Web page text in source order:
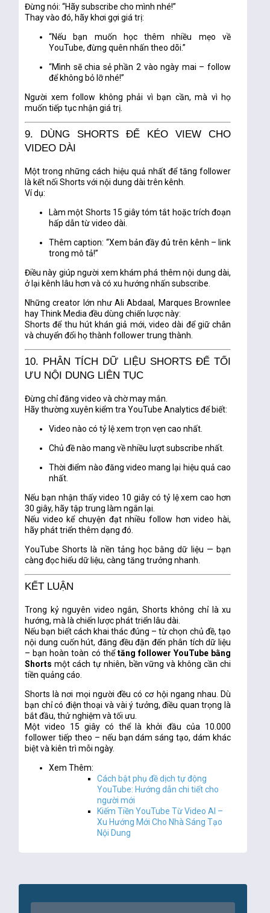
Đừng nói: “Hãy subscribe cho mình nhé!”
Thay vào đó, hãy khơi gợi giá trị:
“Nếu bạn muốn học thêm nhiều mẹo về
YouTube, đừng quên nhấn theo dõi.”
“Mình sẽ chia sẻ phần 2 vào ngày mai – follow
để không bỏ lỡ nhé!”
Người xem follow không phải vì bạn cần, mà vì họ
muốn tiếp tục nhận giá trị.
9. DÙNG SHORTS ĐỂ KÉO VIEW CHO
VIDEO DÀI
Một trong những cách hiệu quả nhất để tăng follower
là kết nối Shorts với nội dung dài trên kênh.
Ví dụ:
Làm một Shorts 15 giây tóm tắt hoặc trích đoạn
hấp dẫn từ video dài.
Thêm caption: “Xem bản đầy đủ trên kênh – link
trong mô tả!”
Điều này giúp người xem khám phá thêm nội dung dài,
ở lại kênh lâu hơn và có xu hướng nhấn subscribe.
Những creator lớn như Ali Abdaal, Marques Brownlee
hay Think Media đều dùng chiến lược này:
Shorts để thu hút khán giả mới, video dài để giữ chân
và chuyển đổi họ thành follower trung thành.
10. PHÂN TÍCH DỮ LIỆU SHORTS ĐỂ TỐI
ƯU NỘI DUNG LIÊN TỤC
Đừng chỉ đăng video và chờ may mắn.
Hãy thường xuyên kiểm traYouTube Analytics để biết:
Video nào có tỷ lệ xem trọn vẹn cao nhất.
Chủ đề nào mang về nhiều lượt subscribe nhất.
Thời điểm nào đăng video mang lại hiệu quả cao
nhất.
Nếu bạn nhận thấy video 10 giây có tỷ lệ xem cao hơn
30 giây, hãy tập trung làm ngắn lại.
Nếu video kể chuyện đạt nhiều follow hơn video hài,
hãy phát triển thêm dạng đó.
YouTube Shorts là nền tảng học bằng dữ liệu — bạn
càng đọc hiểu dữ liệu, càng tăng trưởng nhanh.
KẾT LUẬN
Trong kỷ nguyên video ngắn, Shorts không chỉ là xu
hướng, mà là chiến lược phát triển lâu dài
Nếu bạn biết cách khai thác đúng – từ chọn chủ đề, tạo
nội dung cuốn hút, đăng đều đặn đến phân tích dữ liệu
– bạn hoàn toàn có thểtăng follower YouTube bằng
Shorts một cách tự nhiên, bền vững và không cần chi
tiền quảng cáo.
Shorts là nơi mọi người đều có cơ hội ngang nhau. Dù
bạn chỉ có điện thoại và vài ý tưởng, điều quan trọng là
bắt đầu, thử nghiệm và tối ưu.
Một video 15 giây có thể là khởi đầu của 10.000
follower tiếp theo – nếu bạn dám sáng tạo, dám khác
biệt và kiên trì mỗi ngày.
Xem Thêm:
Cách bật phụ đề dịch tự động
YouTube: Hướng dẫn chi tiết cho
người mới
Kiếm Tiền YouTube Từ Video AI –
Xu Hướng Mới Cho Nhà Sáng Tạo
Nội Dung